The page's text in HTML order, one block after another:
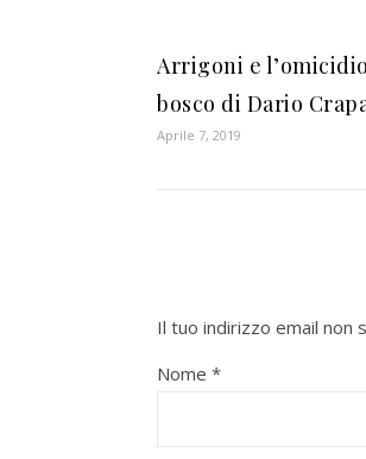
Arrigoni e
bosco di Dario
Aprile 7, 2019
Il tuo indirizzo email non
Nome *